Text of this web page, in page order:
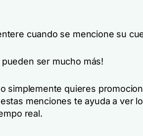
cuando se mencione su
ser mucho más!
simplemente quieres
menciones te ayuda a ver
real.